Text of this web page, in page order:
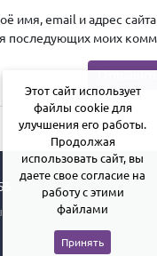
имя, email и адрес
последующих моих
Этот сайт использует
файлы cookie для
улучшения его работы.
Продолжая
использовать сайт, вы
даете свое согласие на
работу с этими
файлами
Принять